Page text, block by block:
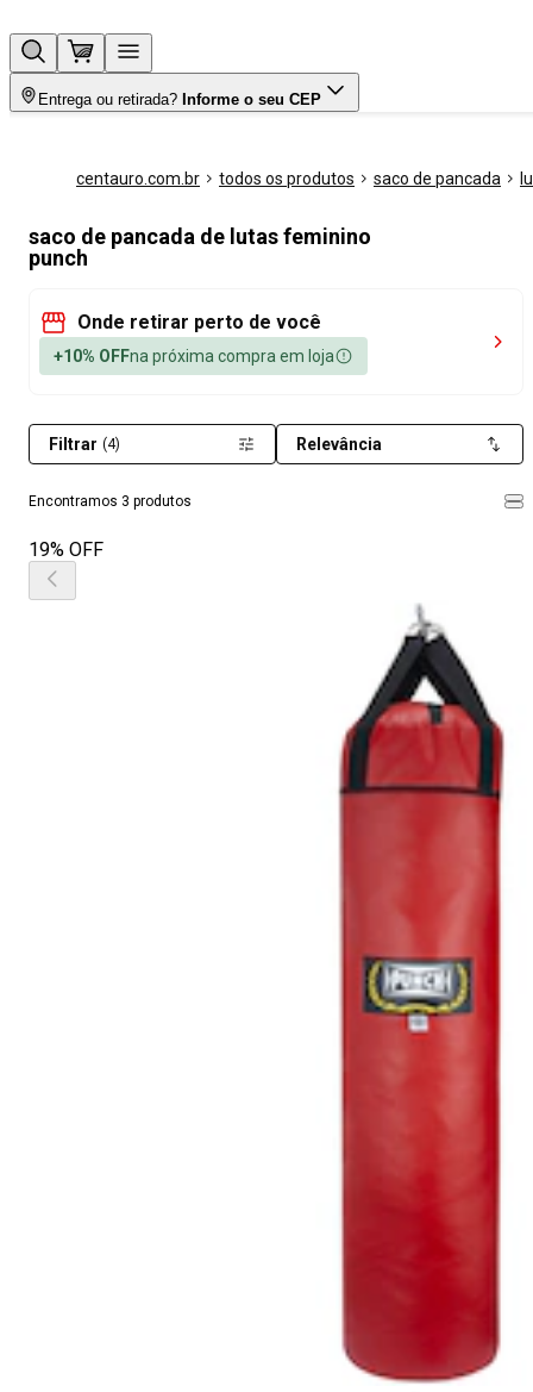
Entrega ou retirada? Informe o seu CEP
centauro.com.br todos os produtos saco de pancada
saco de pancada de lutas feminino
punch
Onde retirar perto de você
+10% OFFna próxima compra em loja
Encontramos 3 produtos
Filtrar (4) Relevância
19% OFF